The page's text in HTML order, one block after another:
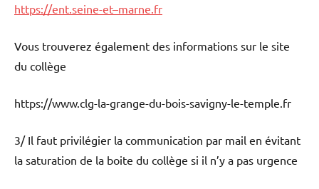
https://ent.seine-et–marne.fr
Vous trouverez également des informations sur le site
du collège
https://www.clg-la-grange-du-bois-savigny-le-temple.fr
3/ Il faut privilégier la communication par mail en évitant
la saturation de la boite du collège si il n’y a pas urgence